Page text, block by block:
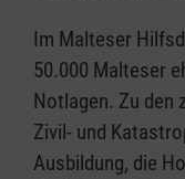
Im Malteser
50.000 Malteser
Notlagen. Zu den
Zivil- und
Ausbildung, die